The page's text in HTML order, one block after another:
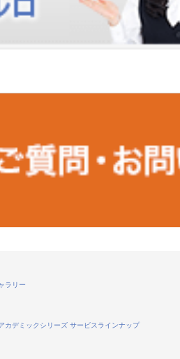
ラリー
カデミックシリーズ サービスラインナップ